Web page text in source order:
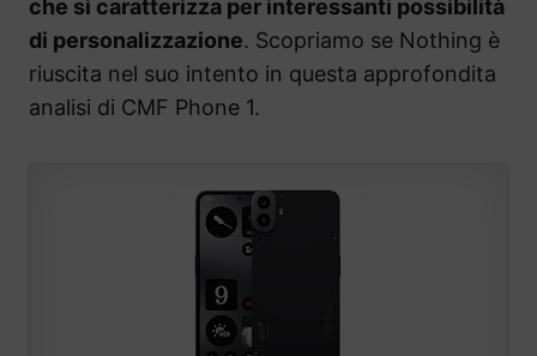
che si caratterizza per interessanti possibilità
di personalizzazione. Scopriamo se Nothing è
riuscita nel suo intento in questa approfondita
analisi di CMF Phone 1.